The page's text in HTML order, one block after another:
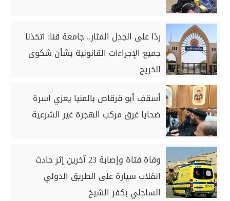
ردًا على الجدل المثار.. جامعة قنا: اتخذنا
جميع الإجراءات القانونية بشأن شكوى
الخريج
أسقف أبو قرقاص بالمنيا يعزي اسرة
ضحايا غرق مركب الهجرة غير الشرعية
وفاة فتاة وإصابة 23 آخرين إثر حادث
انقلاب سيارة على الطريق الدولي
الساحلي بكفر الشيخ